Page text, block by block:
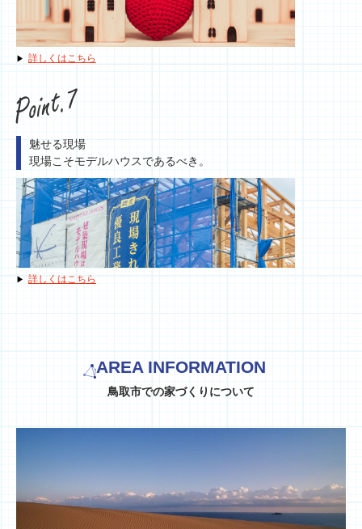
詳しくはこちら
魅せる現場
現場こそモデルハウスであるべき。
詳しくはこちら
AREA INFORMATION
鳥取市での家づくりについて